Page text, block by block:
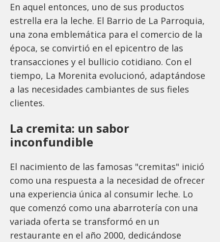
En aquel entonces, uno de sus productos
estrella era la leche. El Barrio de La Parroquia,
una zona emblemática para el comercio de la
época, se convirtió en el epicentro de las
transacciones y el bullicio cotidiano. Con el
tiempo, La Morenita evolucionó, adaptándose
a las necesidades cambiantes de sus fieles
clientes.
La cremita: un sabor
inconfundible
El nacimiento de las famosas "cremitas" inició
como una respuesta a la necesidad de ofrecer
una experiencia única al consumir leche. Lo
que comenzó como una abarrotería con una
variada oferta se transformó en un
restaurante en el año 2000, dedicándose